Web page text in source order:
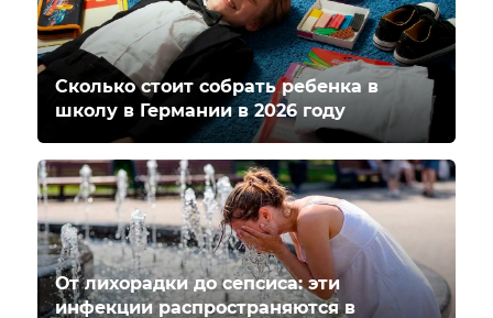
Сколько стоит собрать ребенка в
школу в Германии в 2026 году
От лихорадки до сепсиса: эти
инфекции распространяются в